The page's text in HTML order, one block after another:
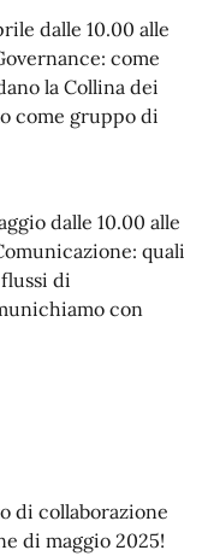
dalle 10.00 alle
come
la Collina dei
come gruppo di
dalle 10.00 alle
quali
di
con
di collaborazione
di maggio 2025!